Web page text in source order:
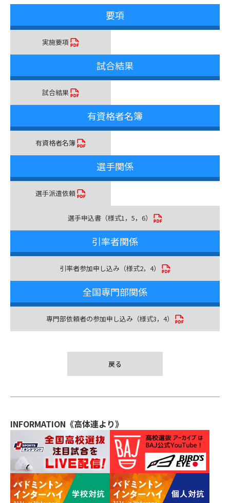
要項
実施要項
試合結果
試合結果
有資格者名簿
有資格者名簿
選手関係
選手派遣依頼
選手申込書（様式1，5，6）
引率者関係
引率者参加申し込み（様式2，4）
全国専門部関係
専門部依頼者の参加申し込み（様式3，4）
戻る
INFORMATION《高体連より》